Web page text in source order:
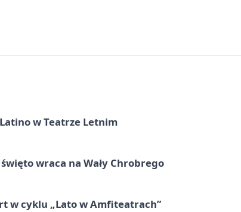
w Teatrze Letnim
wraca na Wały Chrobrego
w cyklu „Lato w Amfiteatrach”